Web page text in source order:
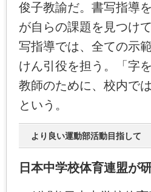
俊子教諭だ。書写指導
が自らの課題を見つけ
写指導では、全ての示
けん引役を担う。「字
教師のために、校内で
という。
より良い運動部活動目指して
日本中学校体育連盟が